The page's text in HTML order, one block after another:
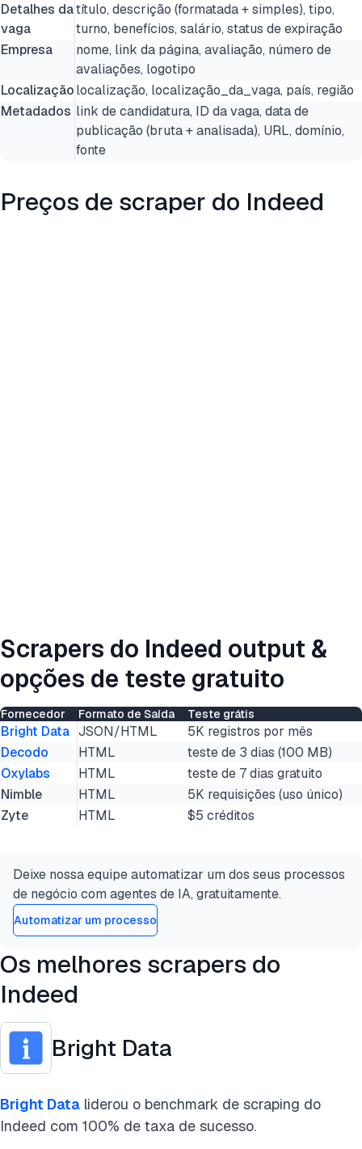
Detalhes da
vaga
título, descrição (formatada + simples), tipo,
turno, benefícios, salário, status de expiração
Empresa
nome, link da página, avaliação, número de
avaliações, logotipo
Localizaçãolocalização, localização_da_vaga, país, região
Metadados link de candidatura, ID da vaga, data de
publicação (bruta + analisada), URL, domínio,
fonte
Preços de scraper do Indeed
Scrapers do Indeed output &
opções de teste gratuito
Fornecedor Formato de Saída Teste grátis
Bright Data JSON/HTML
5K registros por mês
Decodo
HTML
teste de 3 dias (100 MB)
Oxylabs
HTML
teste de 7 dias gratuito
Nimble
HTML
5K requisições (uso único)
Zyte
HTML $5 créditos
Deixe nossa equipe automatizar um dos seus processos
de negócio com agentes de IA, gratuitamente.
Automatizar um processo
Os melhores scrapers do
Indeed
Bright Data
Bright Data liderou o benchmark de scraping do
Indeed com 100% de taxa de sucesso.